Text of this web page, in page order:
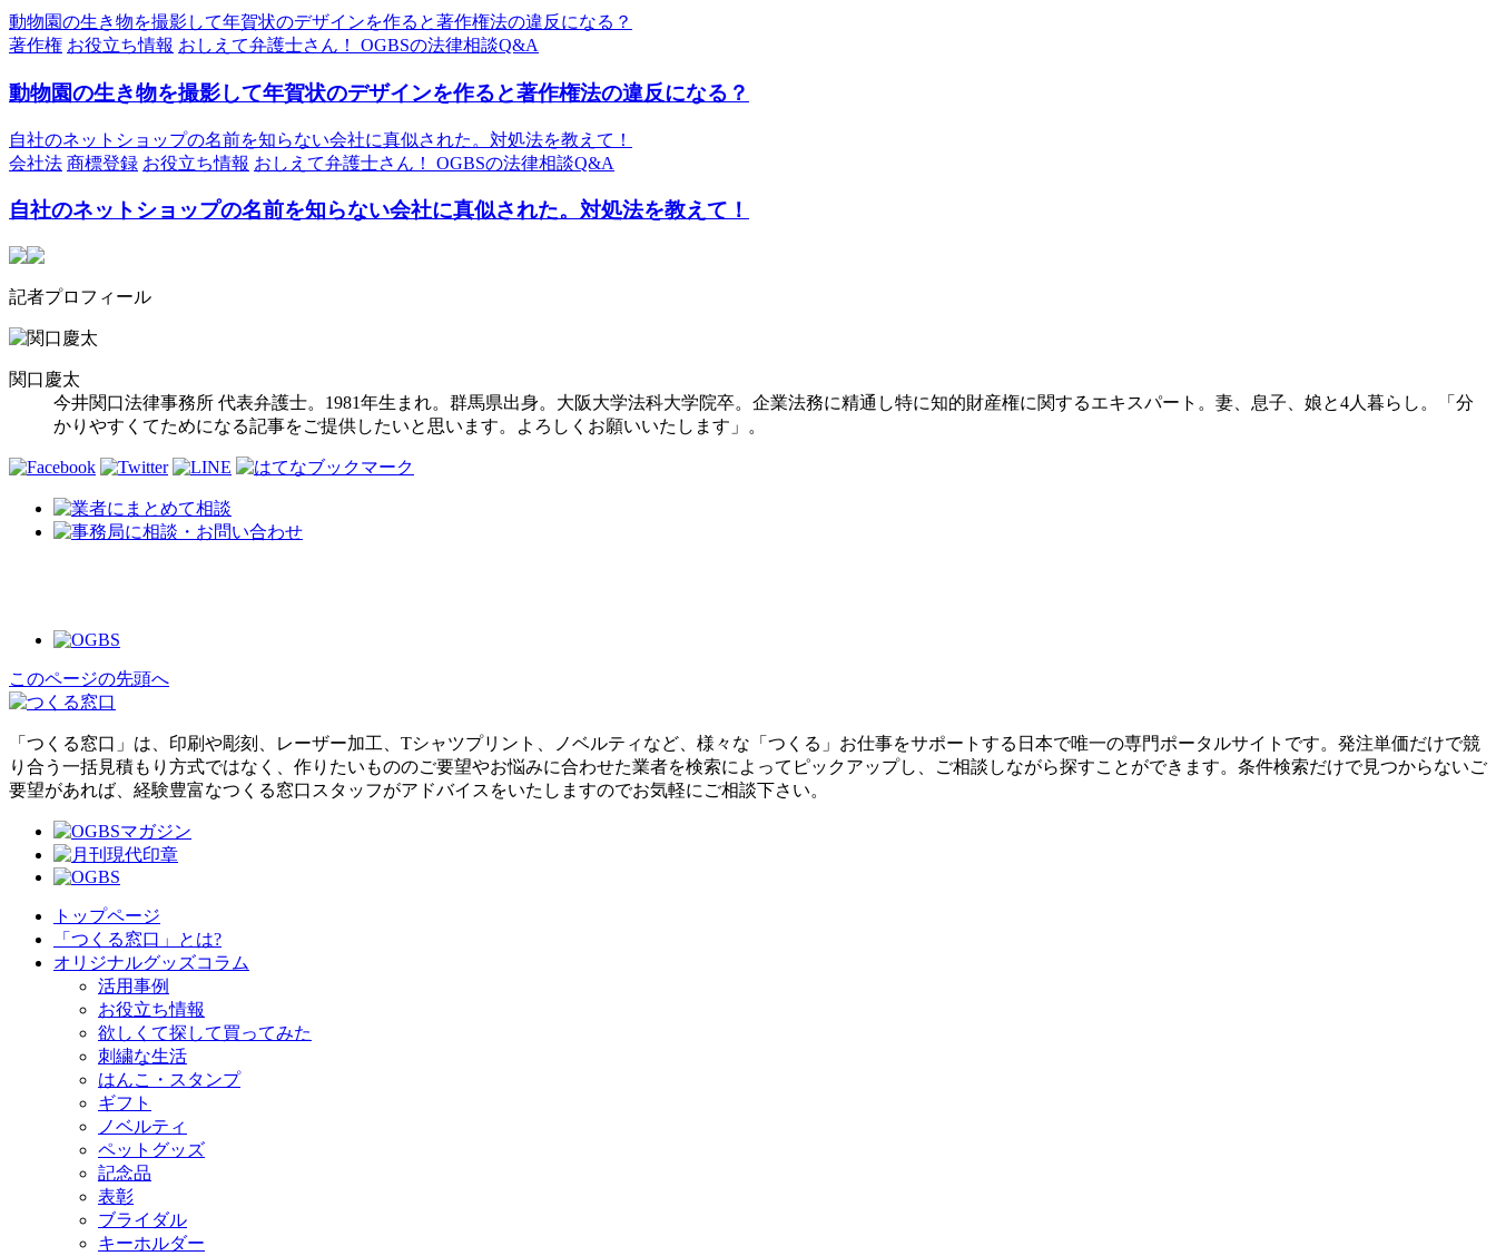
動物園の生き物を撮影して年賀状のデザインを作ると著作権法の違反になる？
著作権 お役立ち情報 おしえて弁護士さん！ OGBSの法律相談Q&A
動物園の生き物を撮影して年賀状のデザインを作ると著作権法の違反になる？
自社のネットショップの名前を知らない会社に真似された。対処法を教えて！
会社法 商標登録 お役立ち情報 おしえて弁護士さん！ OGBSの法律相談Q&A
自社のネットショップの名前を知らない会社に真似された。対処法を教えて！
記者プロフィール
関口慶太
今井関口法律事務所 代表弁護士。1981年生まれ。群馬県出身。大阪大学法科大学院卒。企業法務に精通し特に知的財産権に関するエキスパート。妻、息子、娘と4人暮らし。「分
かりやすくてためになる記事をご提供したいと思います。よろしくお願いいたします」。
このページの先頭へ
「つくる窓口」は、印刷や彫刻、レーザー加工、Tシャツプリント、ノベルティなど、様々な「つくる」お仕事をサポートする日本で唯一の専門ポータルサイトです。発注単価だけで競
り合う一括見積もり方式ではなく、作りたいもののご要望やお悩みに合わせた業者を検索によってピックアップし、ご相談しながら探すことができます。条件検索だけで見つからないご
要望があれば、経験豊富なつくる窓口スタッフがアドバイスをいたしますのでお気軽にご相談下さい。
トップページ
「つくる窓口」とは?
オリジナルグッズコラム
活用事例
お役立ち情報
欲しくて探して買ってみた
刺繍な生活
はんこ・スタンプ
ギフト
ノベルティ
ペットグッズ
記念品
表彰
ブライダル
キーホルダー